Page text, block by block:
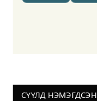
СҮҮЛД НЭМЭГДСЭН